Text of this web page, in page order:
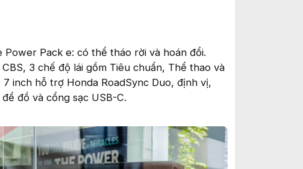
Pack e: có thể tháo rời và hoán đổi.
3 chế độ lái gồm Tiêu chuẩn, Thể thao và
inch hỗ trợ Honda RoadSync Duo, định vị,
đồ và cổng sạc USB-C.